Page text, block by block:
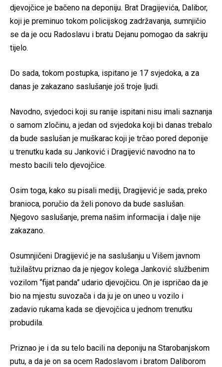
djevojčice je bačeno na deponiju. Brat Dragijevića, Dalibor,
koji je preminuo tokom policijskog zadržavanja, sumnjičio
se da je ocu Radoslavu i bratu Dejanu pomogao da sakriju
tijelo.
Do sada, tokom postupka, ispitano je 17 svjedoka, a za
danas je zakazano saslušanje još troje ljudi.
Navodno, svjedoci koji su ranije ispitani nisu imali saznanja
o samom zločinu, a jedan od svjedoka koji bi danas trebalo
da bude saslušan je muškarac koji je trčao pored deponije
u trenutku kada su Janković i Dragijević navodno na to
mesto bacili telo djevojčice.
Osim toga, kako su pisali mediji, Dragijević je sada, preko
branioca, poručio da želi ponovo da bude saslušan.
Njegovo saslušanje, prema našim informacija i dalje nije
zakazano.
Osumnjičeni Dragijević je na saslušanju u Višem javnom
tužilaštvu priznao da je njegov kolega Janković službenim
vozilom “fijat panda” udario djevojčicu. On je ispričao da je
bio na mjestu suvozača i da ju je on uneo u vozilo i
zadavio rukama kada se djevojčica u jednom trenutku
probudila.
Priznao je i da su telo bacili na deponiju na Starobanjskom
putu, a da je on sa ocem Radoslavom i bratom Daliborom